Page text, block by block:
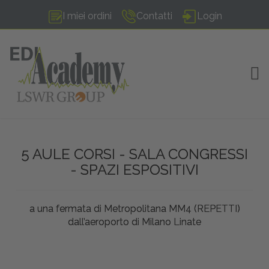
I miei ordini Contatti Login
5 AULE CORSI - SALA CONGRESSI
- SPAZI ESPOSITIVI
a una fermata di Metropolitana MM4 (REPETTI)
dall’aeroporto di Milano Linate